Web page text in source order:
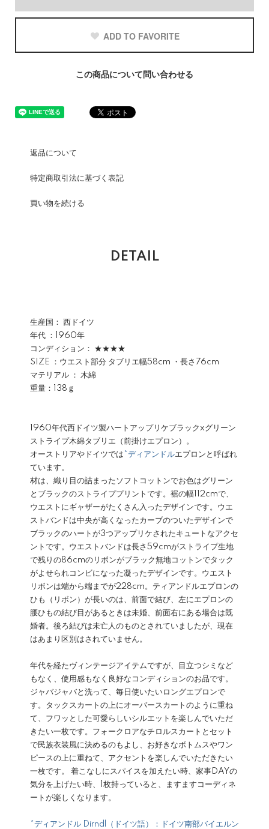
ADD TO FAVORITE
この商品について問い合わせる
返品について
特定商取引法に基づく表記
買い物を続ける
DETAIL
生産国： 西ドイツ
年代 ：1960年
コンディション： ★★★★
SIZE ：ウエスト部分 タブリエ幅58cm ・長さ76cm
マテリアル ： 木綿
重量：138ｇ
1960年代西ドイツ製ハートアップリケブラックxグリーン
ストライプ木綿タブリエ（前掛けエプロン）。
オーストリアやドイツでは *ディアンドルエプロンと呼ばれ
ています。
材は、織り目の詰まったソフトコットンでお色はグリーン
とブラックのストライププリントです。裾の幅112cmで、
ウエストにギャザーがたくさん入ったデザインです。ウエ
ストバンドは中央が高くなったカーブのついたデザインで
ブラックのハートが3つアップリケされたキュートなアクセ
ントです。ウエストバンドは長さ59cmがストライプ生地
で残りの86cmのリボンがブラック無地コットンでタック
がよせられコンビになった凝ったデザインです。ウエスト
リボンは端から端までが228cm。ティアンドルエプロンの
ひも（リボン）が長いのは、前面で結び、左にエプロンの
腰ひもの結び目があるときは未婚、前面右にある場合は既
婚者。後ろ結びは未亡人のものとされていましたが、現在
はあまり区別はされていません。
年代を経たヴィンテージアイテムですが、目立つシミなど
もなく、使用感もなく良好なコンディションのお品です。
ジャバジャバと洗って、毎日使いたいロングエプロンで
す。タックスカートの上にオーバースカートのように重ね
て、フワッとした可愛らしいシルエットを楽しんでいただ
きたい一枚です。フォークロアなチロルスカートとセット
で民族衣装風に決めるのもよし、お好きなボトムスやワン
ピースの上に重ねて、アクセントを楽しんでいただきたい
一枚です。 着こなしにスパイスを加えたい時、家事DAYの
気分を上げたい時、1枚持っていると、ますますコーディネ
ートが楽しくなります。
*ディアンドル Dirndl（ドイツ語）：ドイツ南部バイエルン